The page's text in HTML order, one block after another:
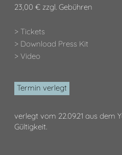
23,00 € zzgl. Gebühren
> Tickets
> Download Press Kit
> Video
Termin verlegt
verlegt vom 22.09.21 aus dem
Gültigkeit.